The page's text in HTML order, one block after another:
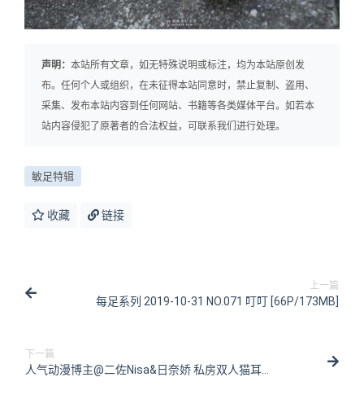
声明： 本站所有文章，如无特殊说明或标注，均为本站原创发
布。任何个人或组织，在未征得本站同意时，禁止复制、盗用、
采集、发布本站内容到任何网站、书籍等各类媒体平台。如若本
站内容侵犯了原著者的合法权益，可联系我们进行处理。
敏足特辑
收藏 链接
上一篇
每足系列 2019-10-31 NO.071 叮叮 [66P/173MB]
下一篇
人气动漫博主@二佐Nisa&日奈娇 私房双人猫耳